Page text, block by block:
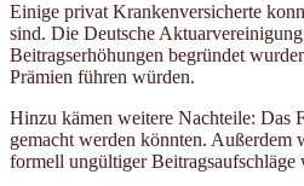
Einige privat Krankenversicherte
sind. Die Deutsche
Beitragserhöhungen begründet
Prämien führen würden.
Hinzu kämen weitere Nachteile: Das
gemacht werden könnten.
formell ungültiger